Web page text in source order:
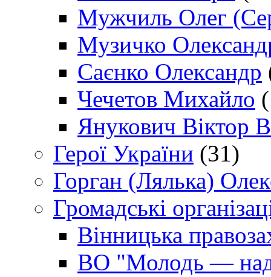
Мужчиль Олег
Музичко
Саєнко Олександр
Чечетов Михайло
Янукович Віктор
Герої України (31)
Горган (Лялька)
Громадські
Вінницька
ВО "Молодь —